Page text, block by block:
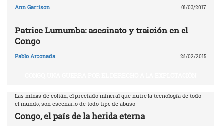
Ann Garrison 01/03/2017
Patrice Lumumba: asesinato y traición en el
Congo
Pablo Arconada 28/02/2015
Las minas de coltán, el preciado mineral que nutre la tecnología de todo
el mundo, son escenario de todo tipo de abuso
Congo, el país de la herida eterna